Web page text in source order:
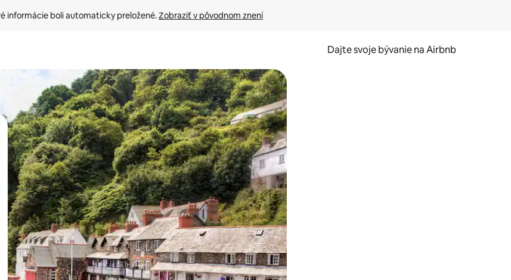
informácie boli automaticky preložené. Zobraziť v pôvodnom znení
Dajte svoje bývanie na Airbnb
klávesov so šípkami nahor a nadol alebo ich preskúmať pomocou dotykových gest či potiahnutia prstom.